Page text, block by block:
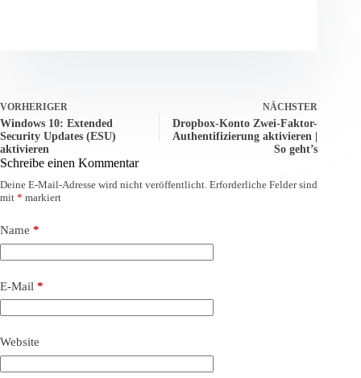
VORHERIGER
Windows 10: Extended
Security Updates (ESU)
aktivieren
NÄCHSTER
Dropbox-Konto Zwei-Faktor-
Authentifizierung aktivieren |
So geht’s
Schreibe einen Kommentar
Deine E-Mail-Adresse wird nicht veröffentlicht. Erforderliche Felder sind
mit * markiert
Name *
E-Mail *
Website